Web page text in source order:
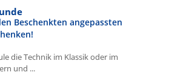
Beschenkten angepassten
die Technik im Klassik oder im
und ...